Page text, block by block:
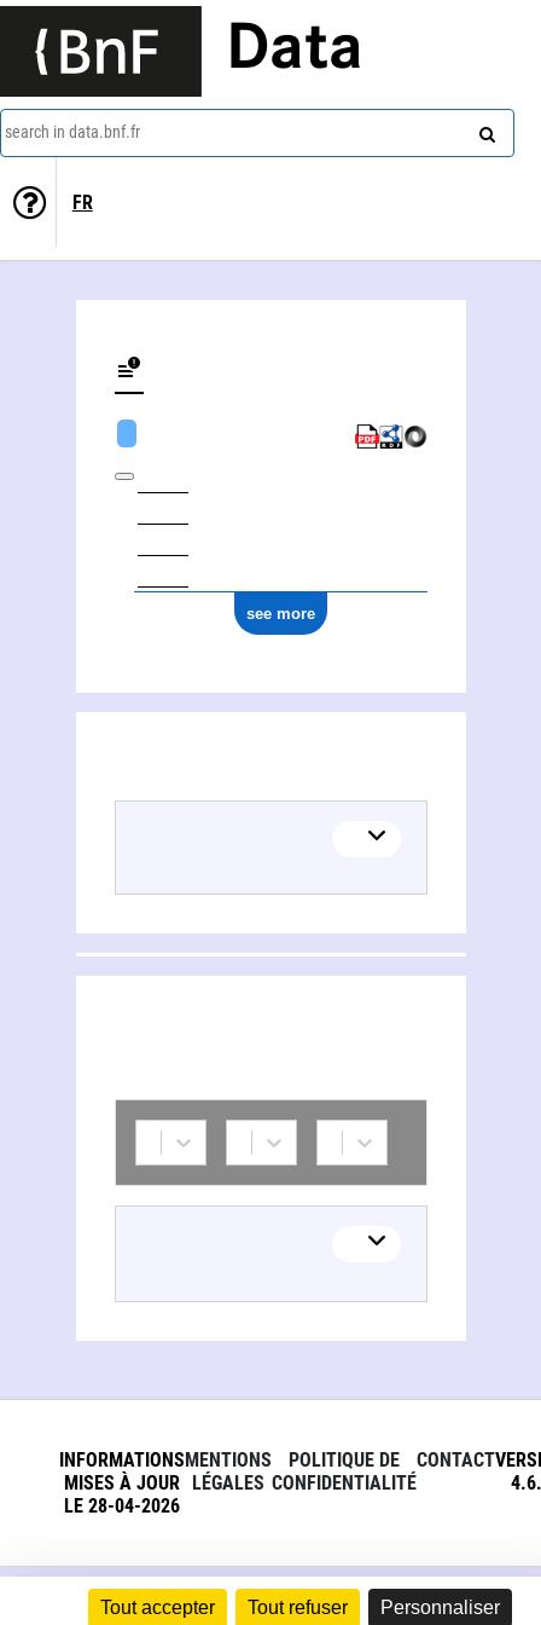
Tout accepter Tout refuser Personnaliser
Data
search in data.bnf.fr
FR
see more
INFORMATIONS
MISES À JOUR
LE 28-04-2026
MENTIONS
LÉGALES
POLITIQUE DE
CONFIDENTIALITÉ
CONTACT